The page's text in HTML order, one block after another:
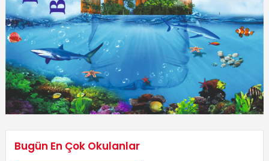
Bugün En Çok Okulanlar